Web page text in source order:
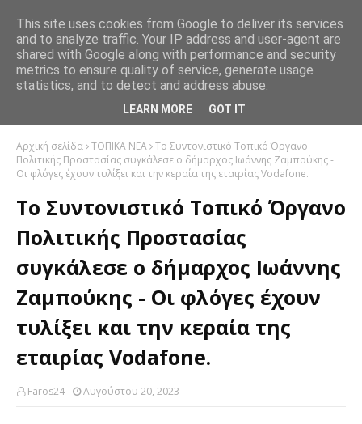
Αρχική σελίδα ΤΟΠΙΚΑ ΝΕΑ Το Συντονιστικό Τοπικό Όργανο
Πολιτικής Προστασίας συγκάλεσε ο δήμαρχος Ιωάννης Ζαμπούκης -
Οι φλόγες έχουν τυλίξει και την κεραία της εταιρίας Vodafone.
Το Συντονιστικό Τοπικό Όργανο
Πολιτικής Προστασίας
συγκάλεσε ο δήμαρχος Ιωάννης
Ζαμπούκης - Οι φλόγες έχουν
τυλίξει και την κεραία της
εταιρίας Vodafone.
Faros24 Αυγούστου 20, 2023
This site uses cookies from Google to deliver its services
and to analyze traffic. Your IP address and user-agent are
shared with Google along with performance and security
metrics to ensure quality of service, generate usage
statistics, and to detect and address abuse.
LEARN MORE GOT IT